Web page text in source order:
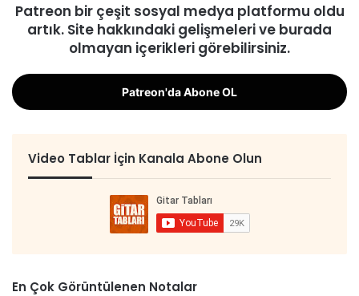
Patreon bir çeşit sosyal medya platformu oldu
artık. Site hakkındaki gelişmeleri ve burada
olmayan içerikleri görebilirsiniz.
Patreon'da Abone OL
Video Tablar İçin Kanala Abone Olun
En Çok Görüntülenen Notalar